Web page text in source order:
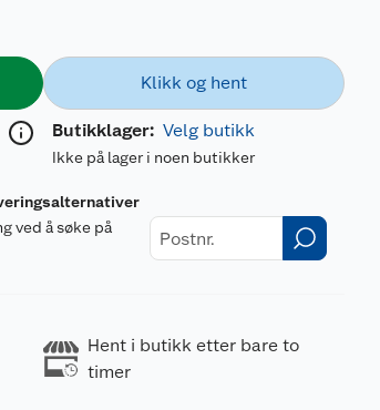
Klikk og hent
Butikklager: Velg butikk
Ikke på lager i noen butikker
ved å søke på
Hent i butikk etter bare to
timer